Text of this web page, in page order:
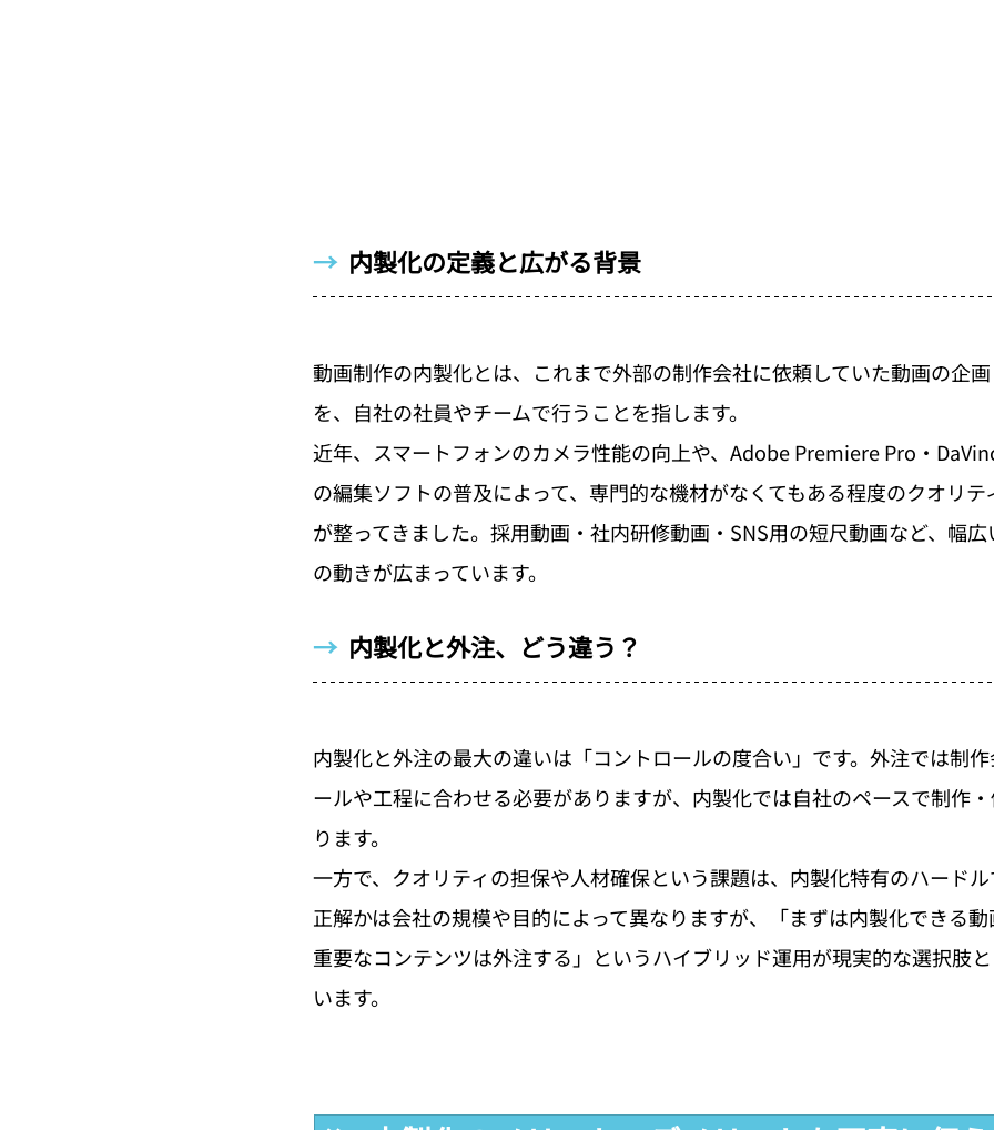
→ 内製化の定義と広がる背景
動画制作の内製化とは、これまで外部の制作会社に依頼していた動画の企
を、自社の社員やチームで行うことを指します。
近年、スマートフォンのカメラ性能の向上や、Adobe Premiere Pro・
の編集ソフトの普及によって、専門的な機材がなくてもある程度のクオリ
が整ってきました。採用動画・社内研修動画・SNS用の短尺動画など、幅
の動きが広まっています。
→ 内製化と外注、どう違う？
内製化と外注の最大の違いは「コントロールの度合い」です。外注では制
ールや工程に合わせる必要がありますが、内製化では自社のペースで制作
ります。
一方で、クオリティの担保や人材確保という課題は、内製化特有のハード
正解かは会社の規模や目的によって異なりますが、「まずは内製化できる
重要なコンテンツは外注する」というハイブリッド運用が現実的な選択肢
います。